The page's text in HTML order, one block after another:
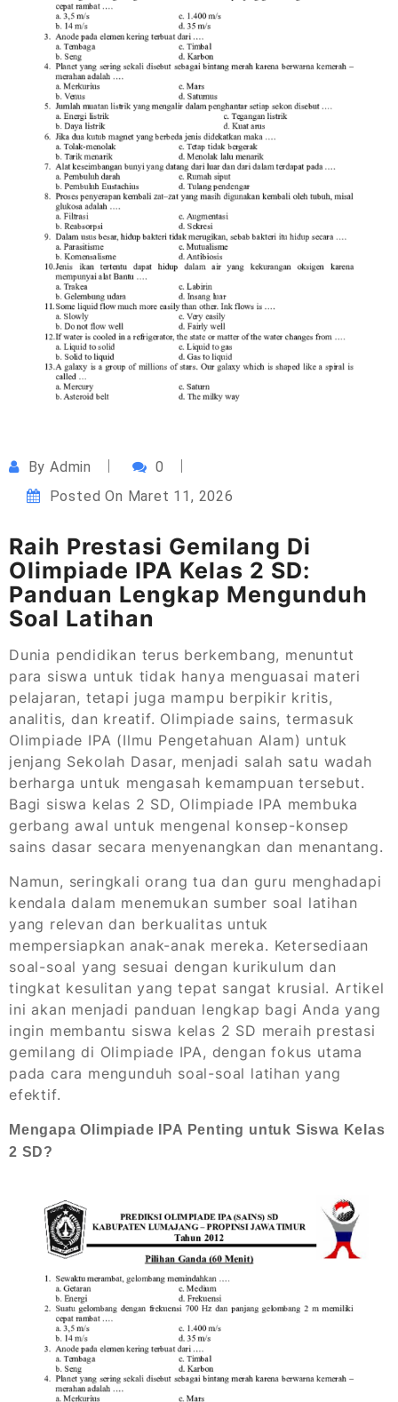
ByAdmin
0
Posted On Maret 11, 2026
Raih Prestasi Gemilang Di
Olimpiade IPA Kelas 2 SD:
Panduan Lengkap Mengunduh
Soal Latihan
Dunia pendidikan terus berkembang, menuntut
para siswa untuk tidak hanya menguasai materi
pelajaran, tetapi juga mampu berpikir kritis,
analitis, dan kreatif. Olimpiade sains, termasuk
Olimpiade IPA (Ilmu Pengetahuan Alam) untuk
jenjang Sekolah Dasar, menjadi salah satu wadah
berharga untuk mengasah kemampuan tersebut.
Bagi siswa kelas 2 SD, Olimpiade IPA membuka
gerbang awal untuk mengenal konsep-konsep
sains dasar secara menyenangkan dan menantang.
Namun, seringkali orang tua dan guru menghadapi
kendala dalam menemukan sumber soal latihan
yang relevan dan berkualitas untuk
mempersiapkan anak-anak mereka. Ketersediaan
soal-soal yang sesuai dengan kurikulum dan
tingkat kesulitan yang tepat sangat krusial. Artikel
ini akan menjadi panduan lengkap bagi Anda yang
ingin membantu siswa kelas 2 SD meraih prestasi
gemilang di Olimpiade IPA, dengan fokus utama
pada cara mengunduh soal-soal latihan yang
efektif.
Mengapa Olimpiade IPA Penting untuk Siswa Kelas
2 SD?